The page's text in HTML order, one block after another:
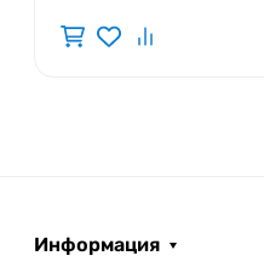
Информация